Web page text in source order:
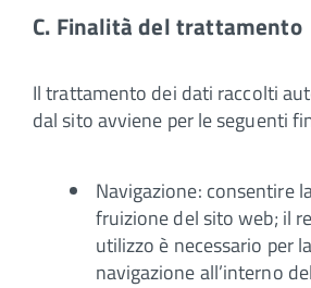
C. Finalità del trattamento
Il trattamento dei dati raccolti
dal sito avviene per le seguenti
Navigazione: consentire
fruizione del sito web; il
utilizzo è necessario per la
navigazione all’interno